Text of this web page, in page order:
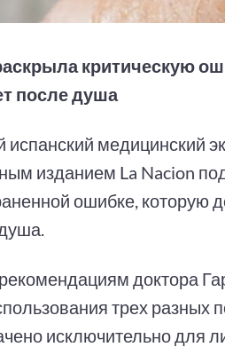
критическую
после душа
испанский медицинский
изданием La Nacion
ошибке, которую
доктора
трех
исключительно для